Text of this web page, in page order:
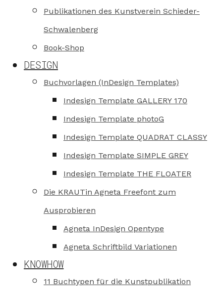
Publikationen des Kunstverein Schieder-
Schwalenberg
Book-Shop
DESIGN
Buchvorlagen (InDesign Templates)
Indesign Template GALLERY 170
Indesign Template photoG
Indesign Template QUADRAT CLASSY
Indesign Template SIMPLE GREY
Indesign Template THE FLOATER
Die KRAUTin Agneta Freefont zum
Ausprobieren
Agneta InDesign Opentype
Agneta Schriftbild Variationen
KNOWHOW
11 Buchtypen für die Kunstpublikation